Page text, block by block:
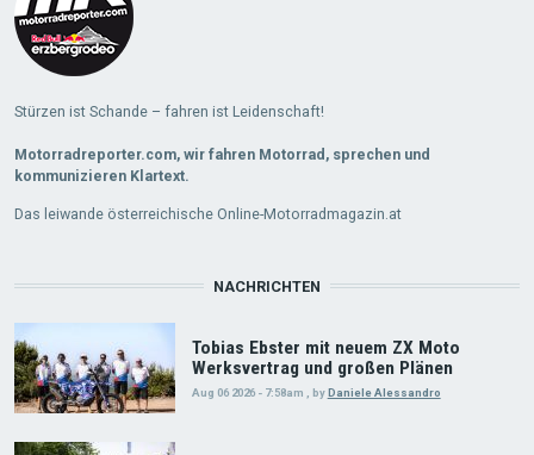
Stürzen ist Schande – fahren ist Leidenschaft!
Motorradreporter.com, wir fahren Motorrad, sprechen und
kommunizieren Klartext.
Das leiwande österreichische Online-Motorradmagazin.at
NACHRICHTEN
Tobias Ebster mit neuem ZX Moto
Werksvertrag und großen Plänen
Aug 06 2026 - 7:58am byDaniele Alessandro